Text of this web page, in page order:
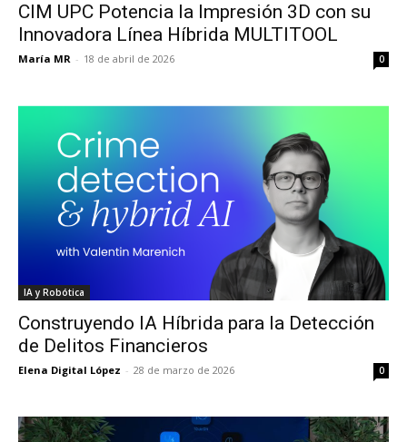
CIM UPC Potencia la Impresión 3D con su
Innovadora Línea Híbrida MULTITOOL
María MR - 18 de abril de 2026 0
IA y Robótica
Construyendo IA Híbrida para la Detección
de Delitos Financieros
Elena Digital López - 28 de marzo de 2026 0